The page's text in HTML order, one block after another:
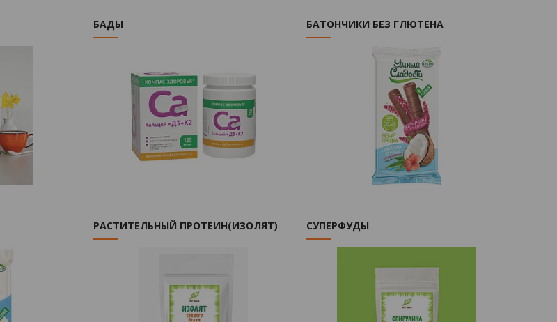
БАДЫ БАТОНЧИКИ БЕЗ ГЛЮТЕНА
РАСТИТЕЛЬНЫЙ ПРОТЕИН(ИЗОЛЯТ) СУПЕРФУДЫ